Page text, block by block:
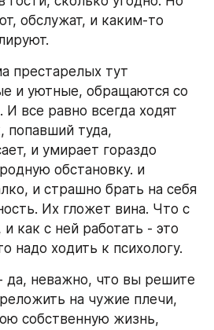
обслужат, и каким-то
престарелых тут
и уютные, обращаются со
все равно всегда ходят
попавший туда,
и умирает гораздо
обстановку. и
и страшно брать на себя
Их гложет вина. Что с
как с ней работать - это
надо ходить к психологу.
да, неважно, что вы решите
на чужие плечи,
собственную жизнь,